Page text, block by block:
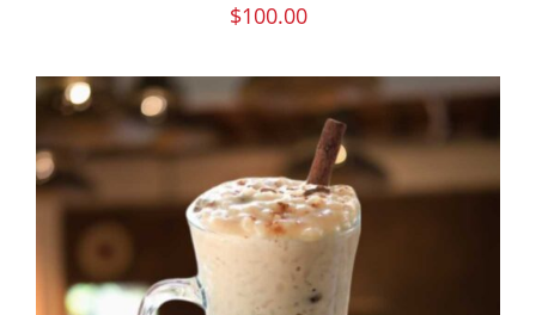
$100.00
PEDIR AHORA
/